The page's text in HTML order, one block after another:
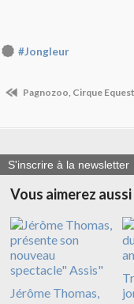
#Jongleur
Pagnozoo, Cirque
S'inscrire à la newsletter
Vous aimerez aussi
Jérôme Thomas,